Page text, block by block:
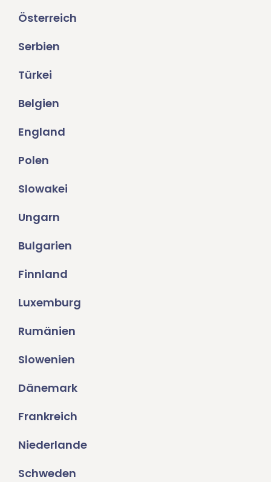
Österreich
Serbien
Türkei
Belgien
England
Polen
Slowakei
Ungarn
Bulgarien
Finnland
Luxemburg
Rumänien
Slowenien
Dänemark
Frankreich
Niederlande
Schweden